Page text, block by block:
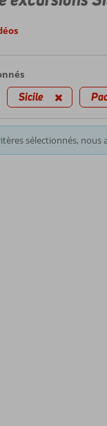
Sicile
sélectionnés,